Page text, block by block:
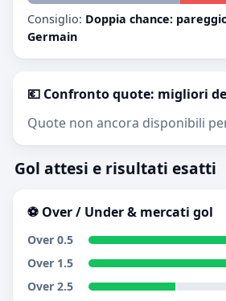
Consiglio: Doppia chance:
Germain
💶 Confronto quote: migliori
Quote non ancora disponibili
Gol attesi e risultati esatti
⚽ Over / Under & mercati gol
Over 0.5
Over 1.5
Over 2.5